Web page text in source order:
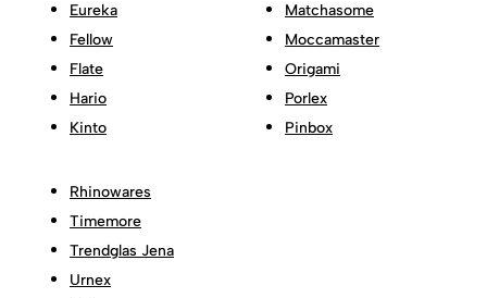
Eureka
Fellow
Flate
Hario
Kinto
Matchasome
Moccamaster
Origami
Porlex
Pinbox
Rhinowares
Timemore
Trendglas Jena
Urnex